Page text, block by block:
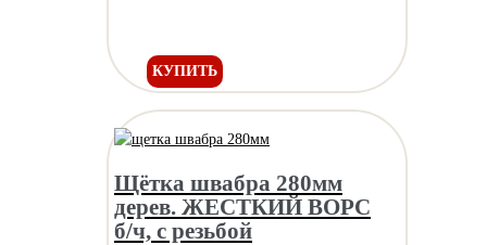
КУПИТЬ
Щётка швабра 280мм
дерев. ЖЕСТКИЙ ВОРС
б/ч, с резьбой